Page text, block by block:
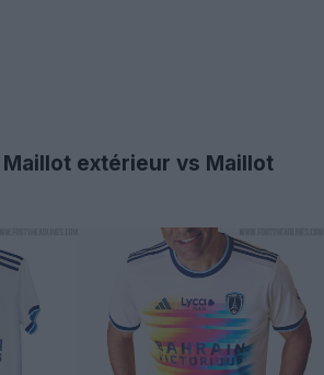
Maillot extérieur vs Maillot